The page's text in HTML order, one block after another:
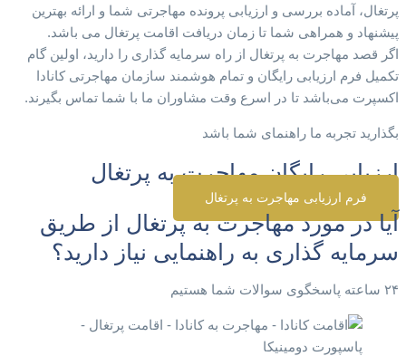
پرتغال، آماده بررسی و ارزیابی پرونده مهاجرتی شما و ارائه بهترین
پیشنهاد و همراهی شما تا زمان دریافت اقامت پرتغال می باشد.
اگر قصد مهاجرت به پرتغال از راه سرمایه گذاری را دارید، اولین گام
تکمیل فرم ارزیابی رایگان و تمام هوشمند سازمان مهاجرتی کانادا
اکسپرت می‌باشد تا در اسرع وقت مشاوران ما با شما تماس بگیرند.
بگذارید تجربه ما راهنمای شما باشد
ارزیابی رایگان مهاجرت به پرتغال
فرم ارزیابی مهاجرت به پرتغال
آیا در مورد مهاجرت به پرتغال از طریق
سرمایه گذاری به راهنمایی نیاز دارید؟
۲۴ ساعته پاسخگوی سوالات شما هستیم